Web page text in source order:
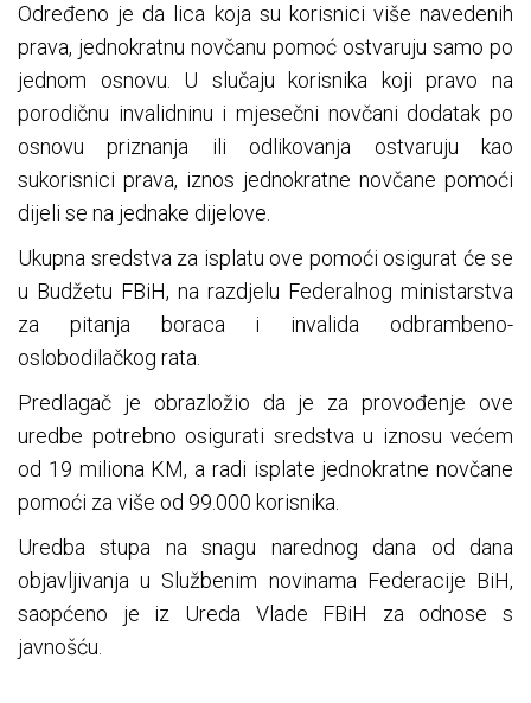
Određeno je da lica koja su korisnici više navedenih
prava, jednokratnu novčanu pomoć ostvaruju samo po
jednom osnovu. U slučaju korisnika koji pravo na
porodičnu invalidninu i mjesečni novčani dodatak po
osnovu priznanja ili odlikovanja ostvaruju kao
sukorisnici prava, iznos jednokratne novčane pomoći
dijeli se na jednake dijelove.
Ukupna sredstva za isplatu ove pomoći osigurat će se
u Budžetu FBiH, na razdjelu Federalnog ministarstva
za pitanja boraca i invalida odbrambeno-
oslobodilačkog rata.
Predlagač je obrazložio da je za provođenje ove
uredbe potrebno osigurati sredstva u iznosu većem
od 19 miliona KM, a radi isplate jednokratne novčane
pomoći za više od 99.000 korisnika.
Uredba stupa na snagu narednog dana od dana
objavljivanja u Službenim novinama Federacije BiH,
saopćeno je iz Ureda Vlade FBiH za odnose s
javnošću.